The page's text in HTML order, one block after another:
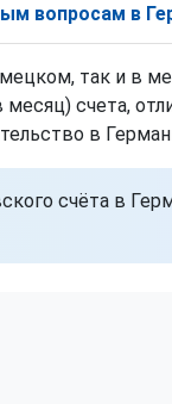
вопросам в
так и в
счета,
в
счёта в